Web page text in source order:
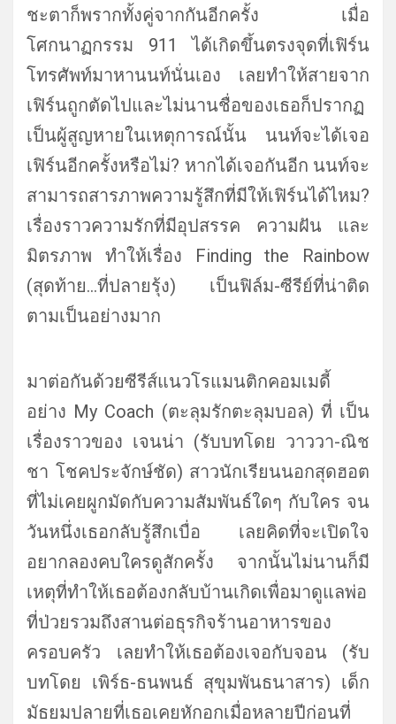
ชะตาก็พรากทั้งคู่จากกันอีกครั้ง เมื่อ
โศกนาฏกรรม 911 ได้เกิดขึ้นตรงจุดที่เฟิร์น
โทรศัพท์มาหานนท์นั่นเอง เลยทำให้สายจาก
เฟิร์นถูกตัดไปและไม่นานชื่อของเธอก็ปรากฏ
เป็นผู้สูญหายในเหตุการณ์นั้น นนท์จะได้เจอ
เฟิร์นอีกครั้งหรือไม่? หากได้เจอกันอีก นนท์จะ
สามารถสารภาพความรู้สึกที่มีให้เฟิร์นได้ไหม?
เรื่องราวความรักที่มีอุปสรรค ความฝัน และ
มิตรภาพ ทำให้เรื่อง Finding the Rainbow
(สุดท้าย…ที่ปลายรุ้ง) เป็นฟิล์ม-ซีรีย์ที่น่าติด
ตามเป็นอย่างมาก
มาต่อกันด้วยซีรีส์แนวโรแมนติกคอมเมดี้
อย่าง My Coach (ตะลุมรักตะลุมบอล) ที่ เป็น
เรื่องราวของ เจนน่า (รับบทโดย วาววา-ณิช
ชา โชคประจักษ์ชัด) สาวนักเรียนนอกสุดฮอต
ที่ไม่เคยผูกมัดกับความสัมพันธ์ใดๆ กับใคร จน
วันหนึ่งเธอกลับรู้สึกเบื่อ เลยคิดที่จะเปิดใจ
อยากลองคบใครดูสักครั้ง จากนั้นไม่นานก็มี
เหตุที่ทำให้เธอต้องกลับบ้านเกิดเพื่อมาดูแลพ่อ
ที่ป่วยรวมถึงสานต่อธุรกิจร้านอาหารของ
ครอบครัว เลยทำให้เธอต้องเจอกับจอน (รับ
บทโดย เพิร์ธ-ธนพนธ์ สุขุมพันธนาสาร) เด็ก
มัธยมปลายที่เธอเคยหักอกเมื่อหลายปีก่อนที่